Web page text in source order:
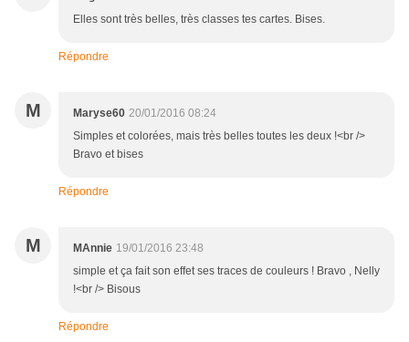
Elles sont très belles, très classes tes cartes. Bises.
Répondre
M Maryse60 20/01/2016 08:24
Simples et colorées, mais très belles toutes les deux !<br />
Bravo et bises
Répondre
M MAnnie 19/01/2016 23:48
simple et ça fait son effet ses traces de couleurs ! Bravo , Nelly
!<br /> Bisous
Répondre